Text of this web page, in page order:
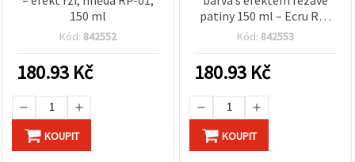
150 ml
Kód: 842552
180.93 Kč
KOUPIT
patiny 150 ml – Ecru RP-
07
Kód: 842553
180.93 Kč
KOUPIT